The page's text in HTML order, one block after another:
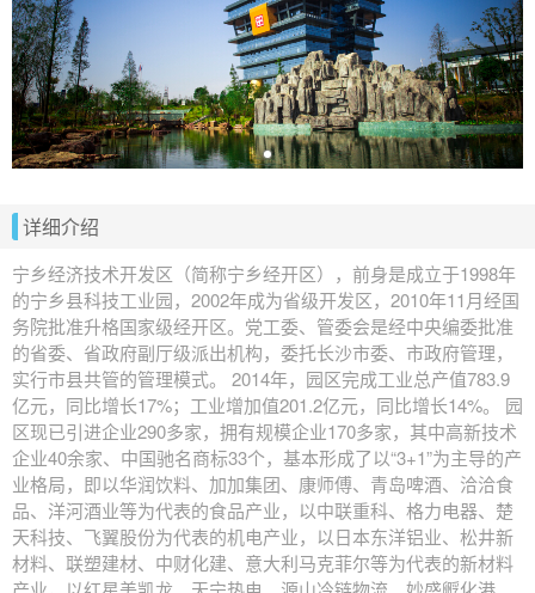
详细介绍
宁乡经济技术开发区（简称宁乡经开区），前身是成立于1998年
的宁乡县科技工业园，2002年成为省级开发区，2010年11月经国
务院批准升格国家级经开区。党工委、管委会是经中央编委批准
的省委、省政府副厅级派出机构，委托长沙市委、市政府管理，
实行市县共管的管理模式。 2014年，园区完成工业总产值783.9
亿元，同比增长17%；工业增加值201.2亿元，同比增长14%。 园
区现已引进企业290多家，拥有规模企业170多家，其中高新技术
企业40余家、中国驰名商标33个，基本形成了以“3+1”为主导的产
业格局，即以华润饮料、加加集团、康师傅、青岛啤酒、洽洽食
品、洋河酒业等为代表的食品产业，以中联重科、格力电器、楚
天科技、飞翼股份为代表的机电产业，以日本东洋铝业、松井新
材料、联塑建材、中财化建、意大利马克菲尔等为代表的新材料